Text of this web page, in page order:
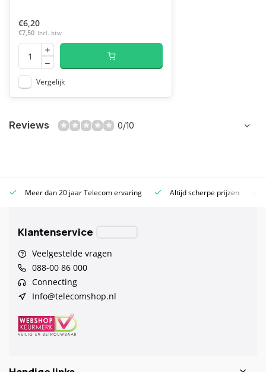
€6,20
€7,50 Incl. btw
Vergelijk
Reviews 0/10
Meer dan 20 jaar Telecom ervaring Altijd scherpe prijzen
Klantenservice
Veelgestelde vragen
088-00 86 000
Connecting
Info@telecomshop.nl